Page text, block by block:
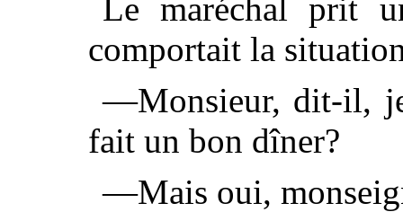
Le maréchal prit
comportait la
—Monsieur, dit-il,
fait un bon dîner?
—Mais oui,